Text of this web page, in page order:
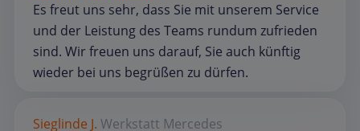
Es freut uns sehr, dass Sie mit unserem Service
und der Leistung des Teams rundum zufrieden
sind. Wir freuen uns darauf, Sie auch künftig
wieder bei uns begrüßen zu dürfen.
Sieglinde J. Werkstatt Mercedes